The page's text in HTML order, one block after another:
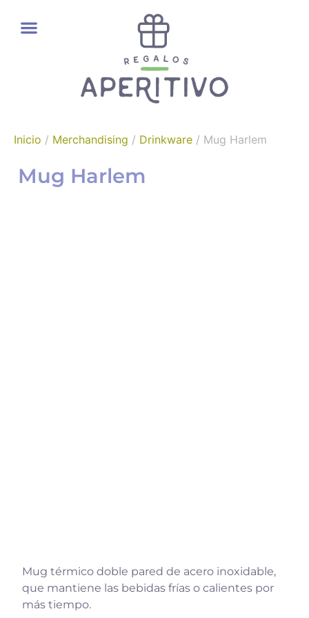
Inicio / Merchandising / Drinkware / Mug Harlem
Mug Harlem
Mug térmico doble pared de acero inoxidable,
que mantiene las bebidas frías o calientes por
más tiempo.